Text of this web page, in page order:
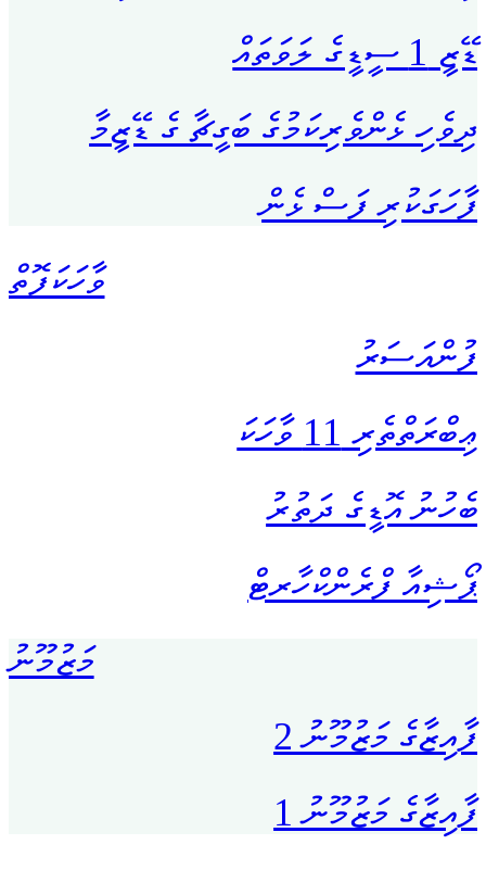
ޑޭޒީ 1 ސީޑީގެ ލަވަތައް
ދިވެހި ޅެންވެރިކަމުގެ ބަގީޗާ ގެ ޑޭޒީމާ
ފާހަގަކުރި ފަސް ޅެން
ވާހަކަފޮތް
ފުންއަސަރު
ޢިބްރަތްތެރި 11 ވާހަކަ
ބެހުނު އޮޑީގެ ދަތުރު
ޕޯޝިއާ ފްރެންކްހާރޓް
މަޒުމޫނު
ފާއިޒާގެ މަޒުމޫނު 2
ފާއިޒާގެ މަޒުމޫނު 1